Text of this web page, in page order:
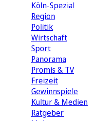
Köln-Spezial
Region
Politik
Wirtschaft
Sport
Panorama
Promis & TV
Freizeit
Gewinnspiele
Kultur & Medien
Ratgeber